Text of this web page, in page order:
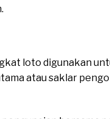
loto digunakan
atau saklar